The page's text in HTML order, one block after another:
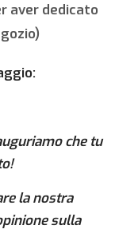
aver dedicato
che tu
la nostra
sulla